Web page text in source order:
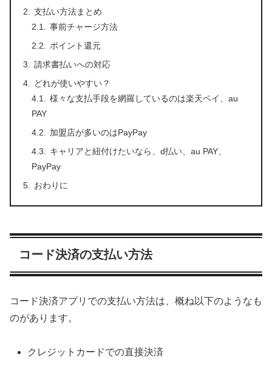
支払い方法まとめ
事前チャージ方法
ポイント還元
請求書払いへの対応
どれが使いやすい？
様々な支払手段を網羅しているのは楽天ペイ、au
PAY
加盟店が多いのはPayPay
キャリアと紐付けたいなら、d払い、au PAY、
PayPay
おわりに
コード決済の支払い方法
コード決済アプリでの支払い方法は、概ね以下のようなも
のがあります。
クレジットカードでの直接決済